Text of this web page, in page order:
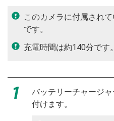
このカメラに付属され
です。
充電時間は約140分です。
バッテリーチャージ
付けます。